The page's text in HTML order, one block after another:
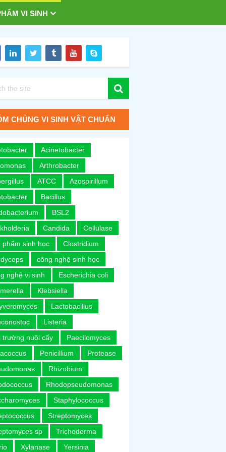
VI SINH
CHỦNG VI SINH VẬT CHUẨN
Acinetobacter
Arthrobacter
ATCC
Azospirillum
Bacillus
BSL2
Candida
Cellulase
phẩm sinh học
Clostridium
công nghệ sinh học
nghệ vi sinh
Escherichia coli
Klebsiella
Lactobacillus
Listeria
trường nuôi cấy
Paecilomyces
Penicillium
Protease
Rhizobium
Rhodopseudomonas
Staphylococcus
Streptomyces
sp
Trichoderma
Xylanase
Yersinia